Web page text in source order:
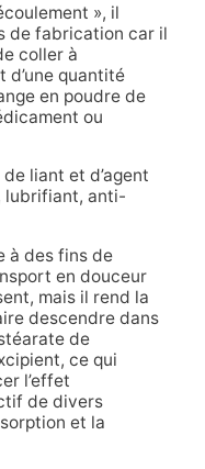
», il
de fabrication car il
coller à
d’une quantité
en poudre de
ou
liant et d’agent
lubrifiant, anti-
à des fins de
en douceur
mais il rend la
descendre dans
de
ce qui
l’effet
de divers
et la